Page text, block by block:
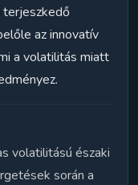
terjeszkedő
az innovatív
a volatilitás miatt
volatilitású északi
során a